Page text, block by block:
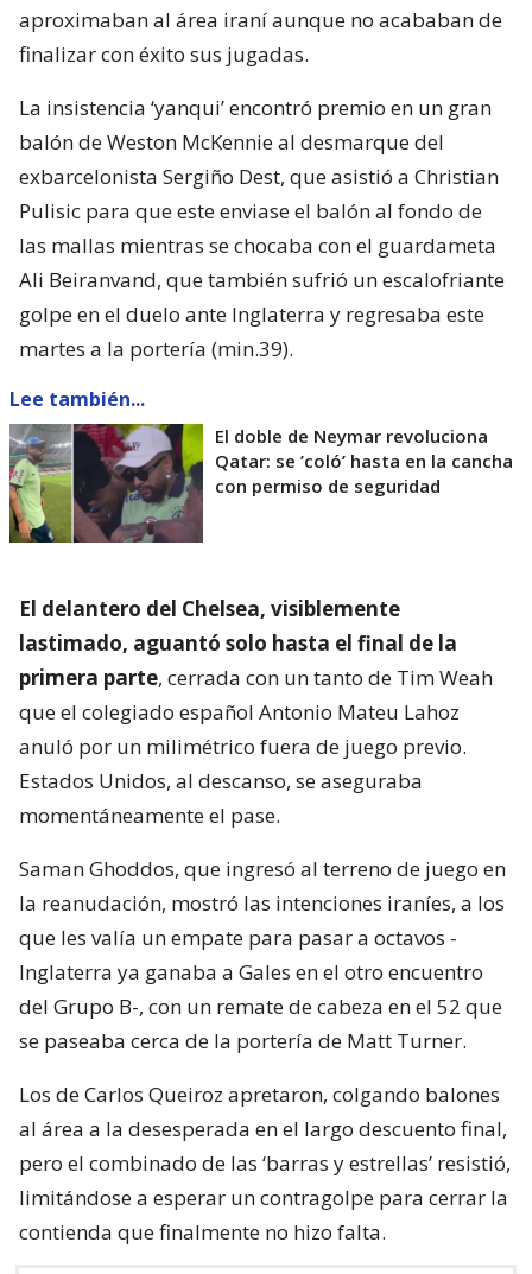
aproximaban al área iraní aunque no acababan de
finalizar con éxito sus jugadas.
La insistencia ‘yanqui’ encontró premio en un gran
balón de Weston McKennie al desmarque del
exbarcelonista Sergiño Dest, que asistió a Christian
Pulisic para que este enviase el balón al fondo de
las mallas mientras se chocaba con el guardameta
Ali Beiranvand, que también sufrió un escalofriante
golpe en el duelo ante Inglaterra y regresaba este
martes a la portería (min.39).
Lee también...
El doble de Neymar revoluciona
Qatar: se ’coló’ hasta en la cancha
con permiso de seguridad
El delantero del Chelsea, visiblemente
lastimado, aguantó solo hasta el final de la
primera parte, cerrada con un tanto de Tim Weah
que el colegiado español Antonio Mateu Lahoz
anuló por un milimétrico fuera de juego previo.
Estados Unidos, al descanso, se aseguraba
momentáneamente el pase.
Saman Ghoddos, que ingresó al terreno de juego en
la reanudación, mostró las intenciones iraníes, a los
que les valía un empate para pasar a octavos -
Inglaterra ya ganaba a Gales en el otro encuentro
del Grupo B-, con un remate de cabeza en el 52 que
se paseaba cerca de la portería de Matt Turner.
Los de Carlos Queiroz apretaron, colgando balones
al área a la desesperada en el largo descuento final,
pero el combinado de las ‘barras y estrellas’ resistió,
limitándose a esperar un contragolpe para cerrar la
contienda que finalmente no hizo falta.